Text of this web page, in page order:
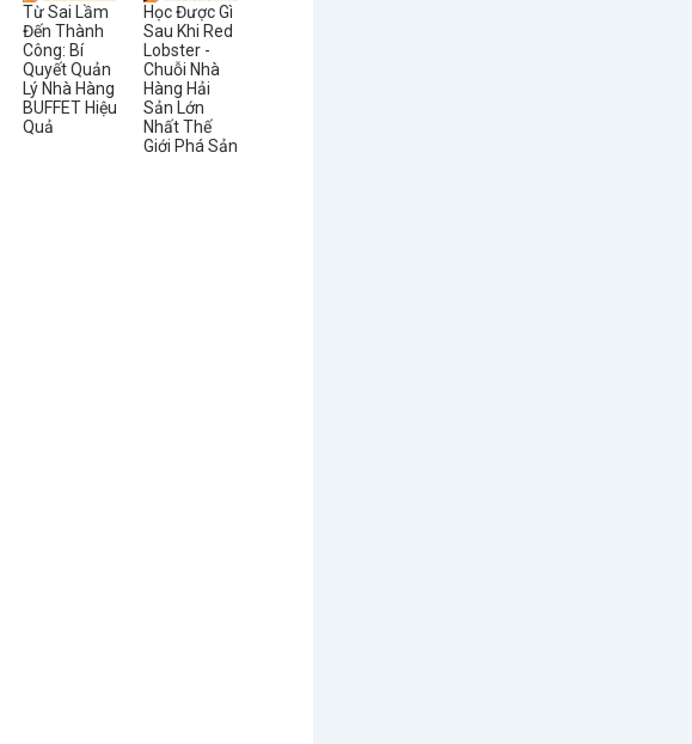
Từ Sai Lầm
Đến Thành
Công: Bí
Quyết Quản
Lý Nhà Hàng
BUFFET Hiệu
Quả
Học Được Gì
Sau Khi Red
Lobster -
Chuỗi Nhà
Hàng Hải
Sản Lớn
Nhất Thế
Giới Phá Sản